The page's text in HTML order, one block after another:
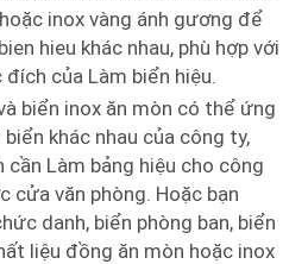
inox vàng ánh gương để
hieu khác nhau, phù hợp với
của Làm biển hiệu.
biển inox ăn mòn có thể ứng
khác nhau của công ty,
cần Làm bảng hiệu cho công
cửa văn phòng. Hoặc bạn
danh, biển phòng ban, biển
liệu đồng ăn mòn hoặc inox